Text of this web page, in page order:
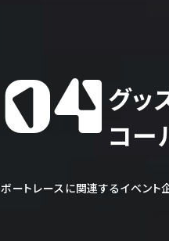
04グッ
コー
ボートレースに関連するイベント